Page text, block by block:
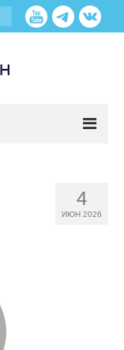
4
ИЮН 2026